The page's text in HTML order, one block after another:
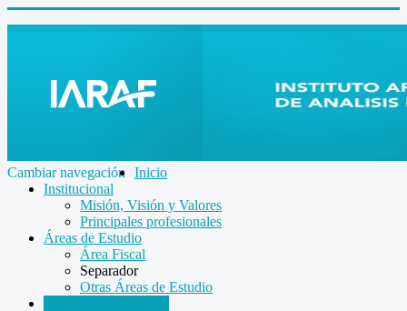
Cambiar navegación
Inicio
Institucional
Misión, Visión y Valores
Principales profesionales
Áreas de Estudio
Área Fiscal
Separador
Otras Áreas de Estudio